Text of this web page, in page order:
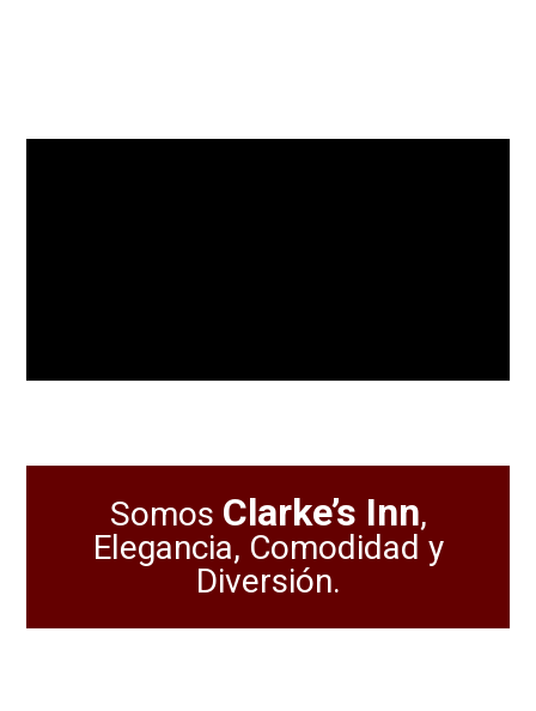
Somos Clarke’s Inn,
Elegancia, Comodidad y
Diversión.